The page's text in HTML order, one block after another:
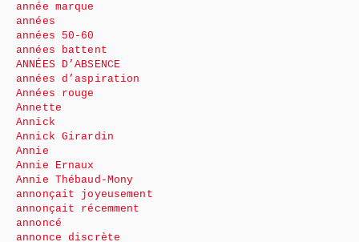
année marque
années
années 50-60
années battent
ANNÉES D’ABSENCE
années d’aspiration
Années rouge
Annette
Annick
Annick Girardin
Annie
Annie Ernaux
Annie Thébaud-Mony
annonçait joyeusement
annonçait récemment
annoncé
annonce discrète